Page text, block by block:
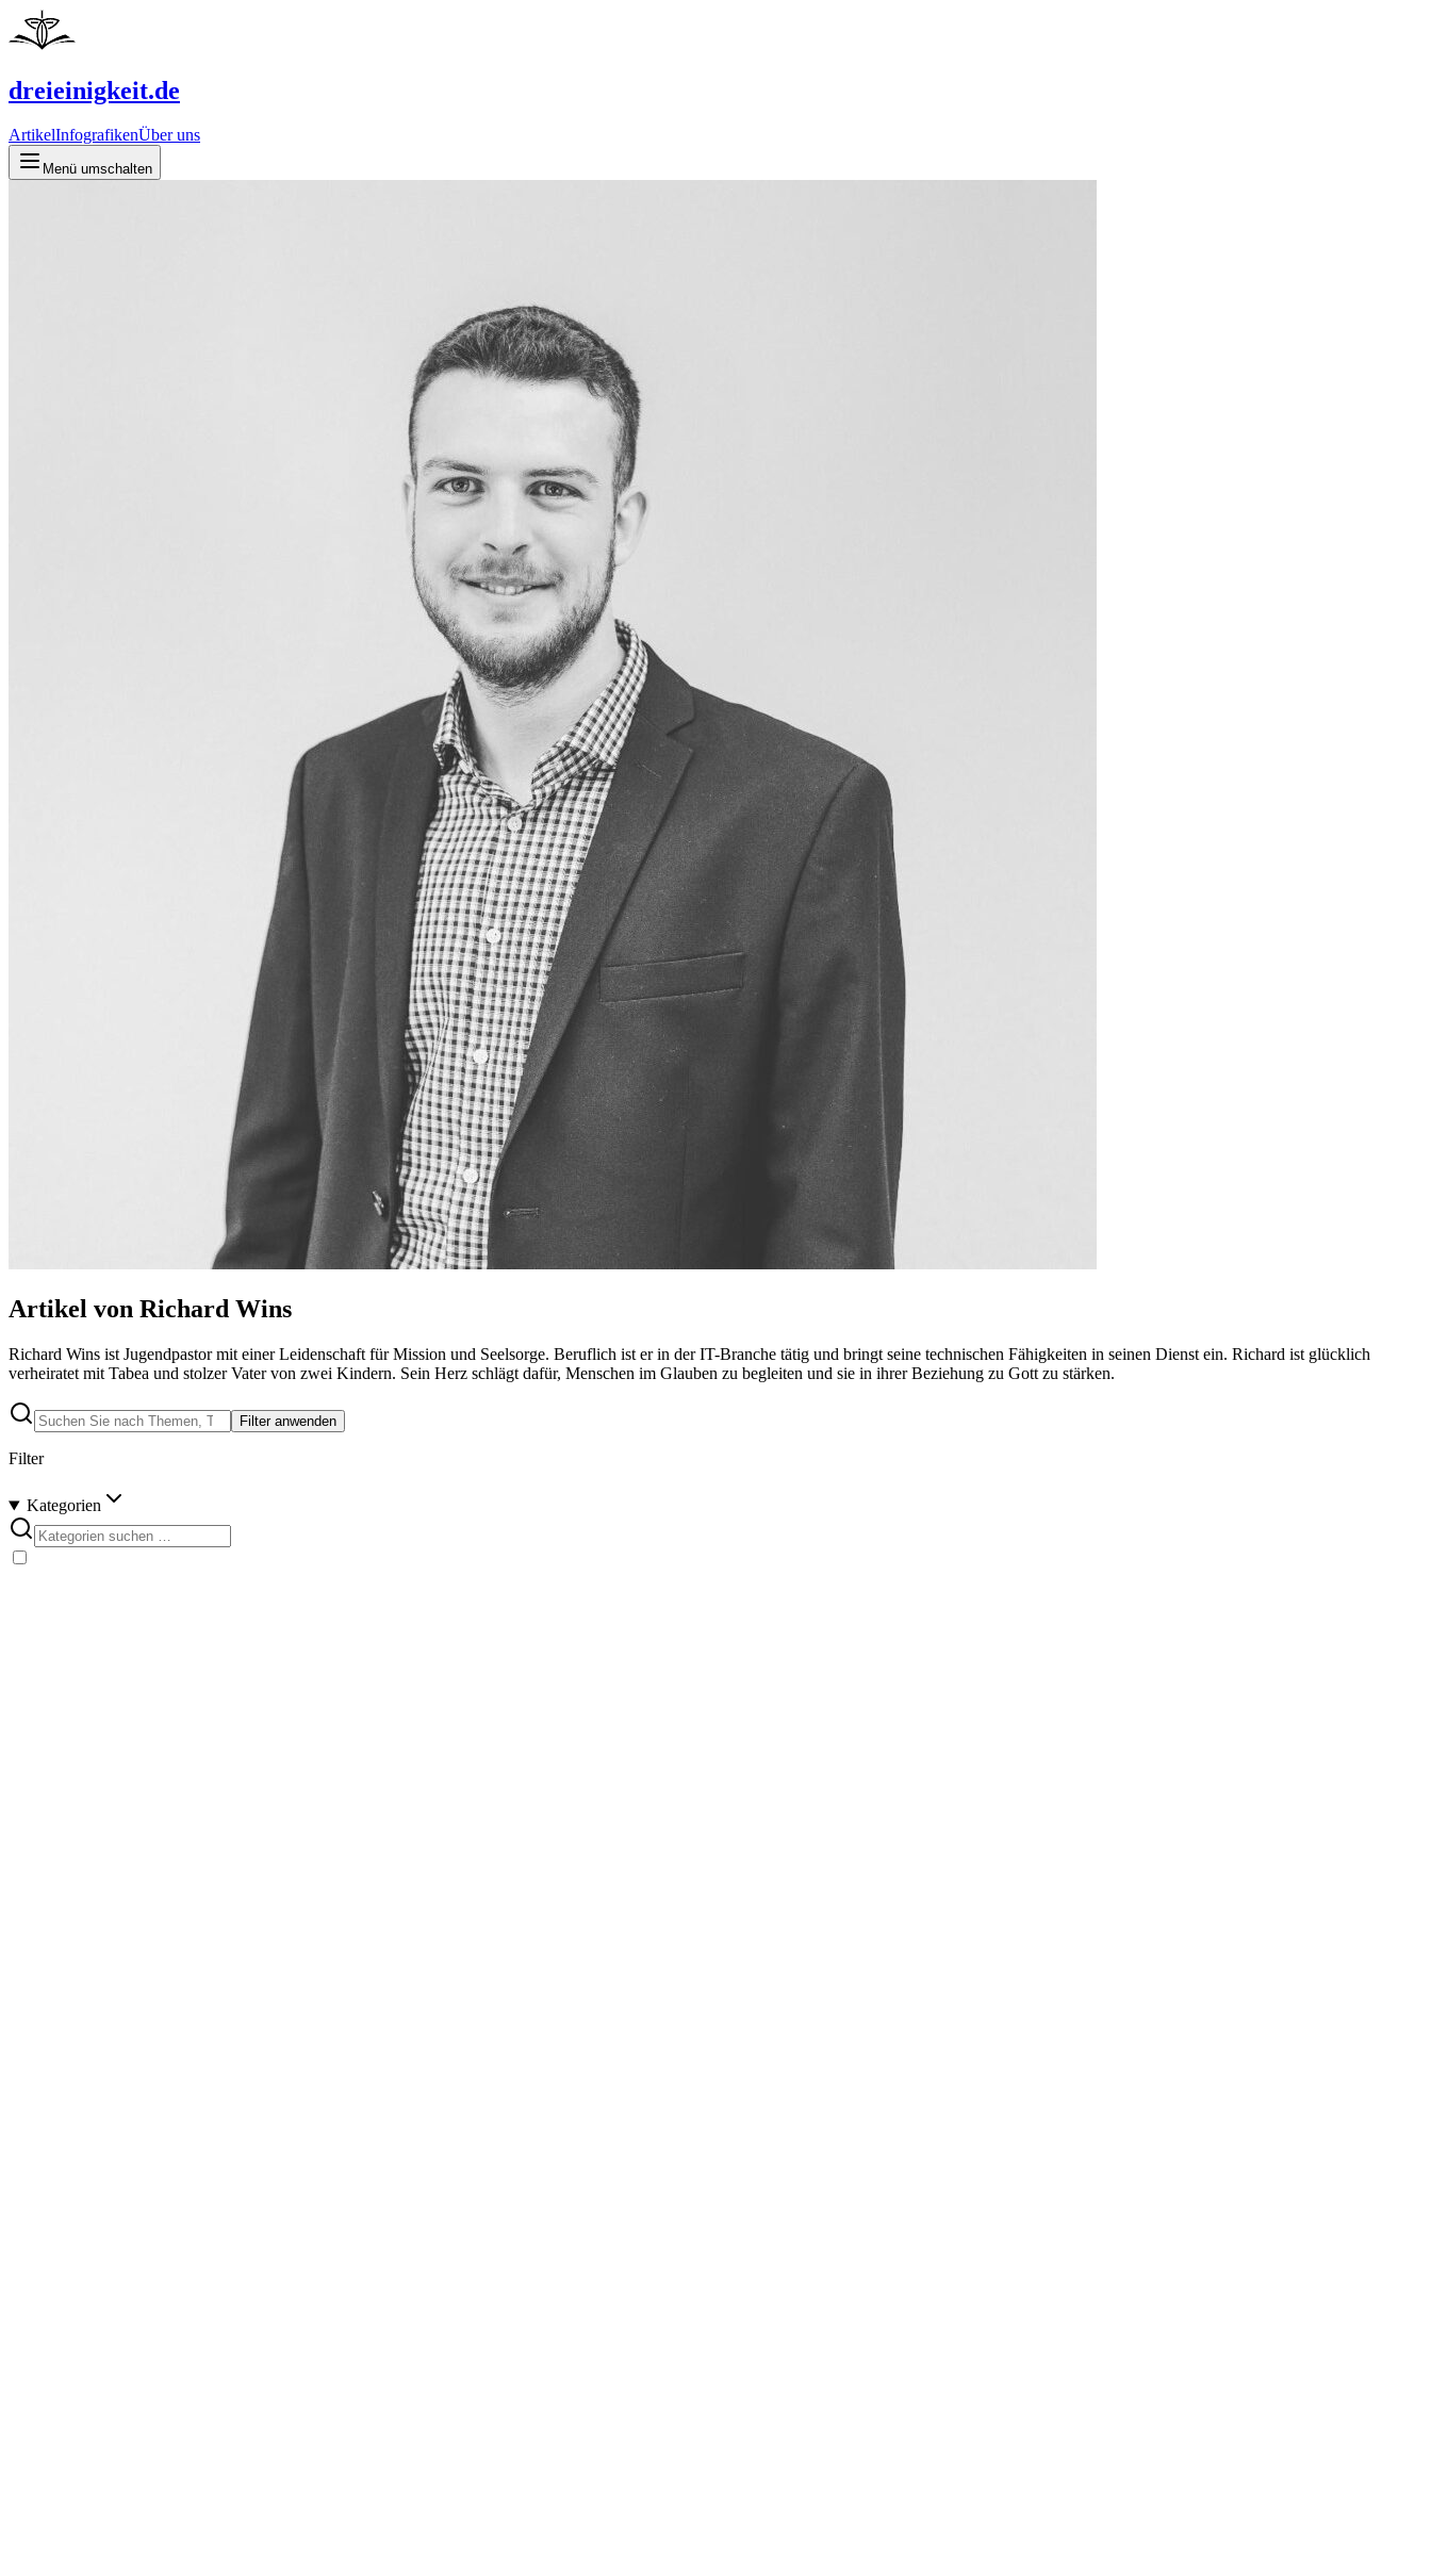
dreieinigkeit.de
ArtikelInfografikenÜber uns
Menü umschalten
Artikel von Richard Wins
Richard Wins ist Jugendpastor mit einer Leidenschaft für Mission und Seelsorge. Beruflich ist er in der IT-Branche tätig und bringt seine technischen Fähigkeiten in seinen Dienst ein. Richard ist glücklich
verheiratet mit Tabea und stolzer Vater von zwei Kindern. Sein Herz schlägt dafür, Menschen im Glauben zu begleiten und sie in ihrer Beziehung zu Gott zu stärken.
Filter anwenden
Filter
Kategorien